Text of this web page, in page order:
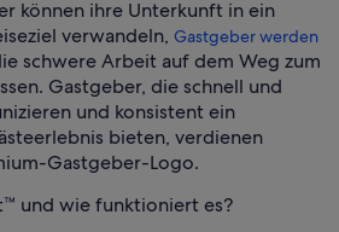
können ihre Unterkunft in ein
verwandeln, Gastgeber werden
schwere Arbeit auf dem Weg zum
Gastgeber, die schnell und
und konsistent ein
bieten, verdienen
Gastgeber-Logo.
und wie funktioniert es?